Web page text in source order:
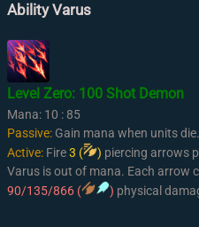
Ability Varus
Level Zero: 100 Shot Demon
Mana: 10 : 85
Passive: Gain mana when units
Active: Fire3 ( ) piercing arrows
Varus is out of mana. Each arrow
90/135/866 (
) physical